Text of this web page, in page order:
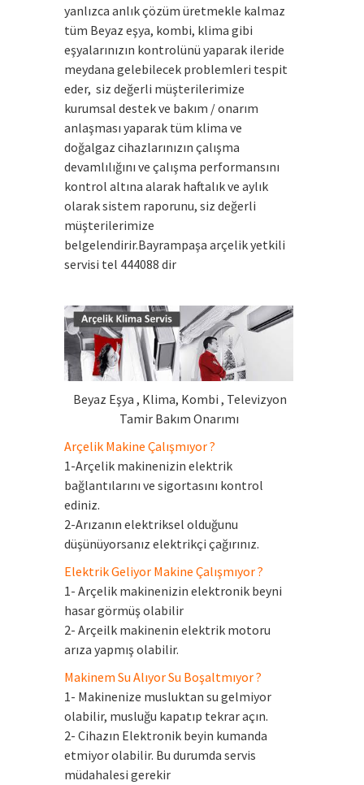
yanlızca anlık çözüm üretmekle kalmaz
tüm Beyaz eşya, kombi, klima gibi
eşyalarınızın kontrolünü yaparak ileride
meydana gelebilecek problemleri tespit
eder, siz değerli müşterilerimize
kurumsal destek ve bakım / onarım
anlaşması yaparak tüm klima ve
doğalgaz cihazlarınızın çalışma
devamlılığını ve çalışma performansını
kontrol altına alarak haftalık ve aylık
olarak sistem raporunu, siz değerli
müşterilerimize
belgelendirir.Bayrampaşa arçelik yetkili
servisi tel 444088 dir
Beyaz Eşya , Klima, Kombi , Televizyon
Tamir Bakım Onarımı
Arçelik Makine Çalışmıyor ?
1-Arçelik makinenizin elektrik
bağlantılarını ve sigortasını kontrol
ediniz.
2-Arızanın elektriksel olduğunu
düşünüyorsanız elektrikçi çağırınız.
Elektrik Geliyor Makine Çalışmıyor ?
1- Arçelik makinenizin elektronik beyni
hasar görmüş olabilir
2- Arçeilk makinenin elektrik motoru
arıza yapmış olabilir.
Makinem Su Alıyor Su Boşaltmıyor ?
1- Makinenize musluktan su gelmiyor
olabilir, musluğu kapatıp tekrar açın.
2- Cihazın Elektronik beyin kumanda
etmiyor olabilir. Bu durumda servis
müdahalesi gerekir